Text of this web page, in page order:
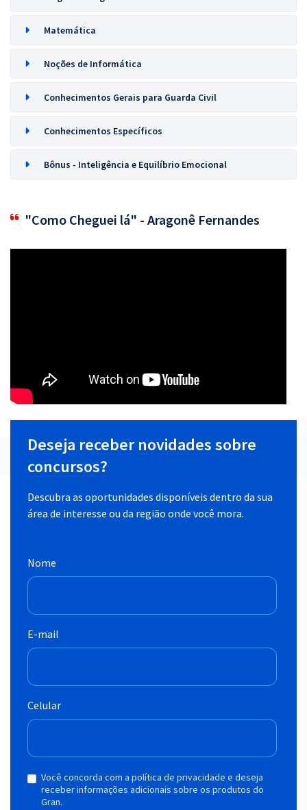
Matemática
Noções de Informática
Conhecimentos Gerais para Guarda Civil
Conhecimentos Específicos
Bônus - Inteligência e Equilíbrio Emocional
"Como Cheguei lá" - Aragonê Fernandes
Deseja receber novidades sobre
concursos?
Descubra as oportunidades disponíveis dentro da sua
área de interesse ou da região onde você mora.
Nome
E-mail
Celular
Você concorda com a política de privacidade e deseja
receber informações adicionais sobre os produtos do
Gran.